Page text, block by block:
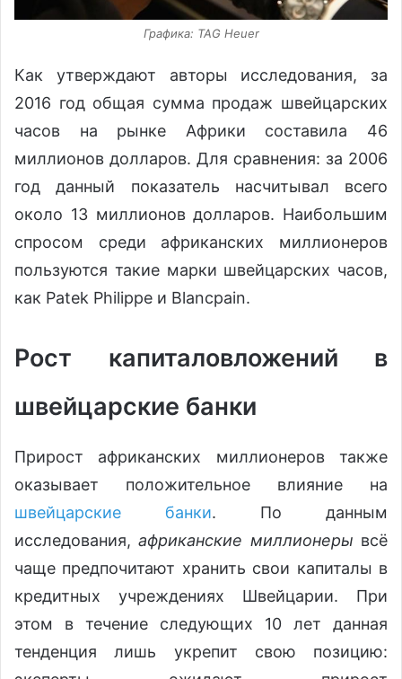
Графика: TAG Heuer
Как утверждают авторы исследования, за
2016 год общая сумма продаж швейцарских
часов на рынке Африки составила 46
миллионов долларов. Для сравнения: за 2006
год данный показатель насчитывал всего
около 13 миллионов долларов. Наибольшим
спросом среди африканских миллионеров
пользуются такие марки швейцарских часов,
как Patek Philippe и Blancpain.
Рост капиталовложений в
швейцарские банки
Прирост африканских миллионеров также
оказывает положительное влияние на
швейцарские банки. По данным
исследования,африканские миллионеры всё
чаще предпочитают хранить свои капиталы в
кредитных учреждениях Швейцарии. При
этом в течение следующих 10 лет данная
тенденция лишь укрепит свою позицию: